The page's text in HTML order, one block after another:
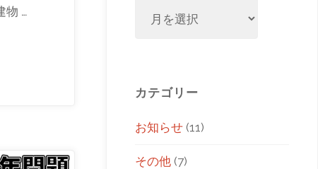
物 …
カテゴリー
お知らせ (11)
その他 (7)